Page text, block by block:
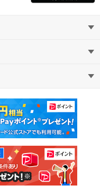
古マンション
古一戸建て
地
えて！住まいの先生